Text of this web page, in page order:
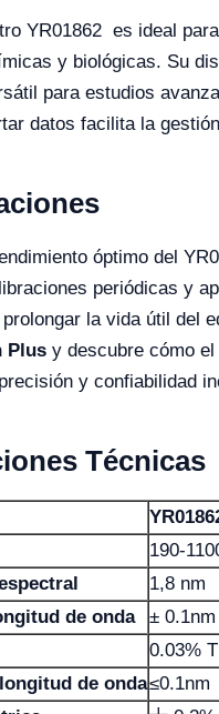
YR01862 es ideal
y biológicas. Su
para estudios
datos facilita la
óptimo del
periódicas y
la vida útil del
Plus y descubre cómo
y confiabilidad
Técnicas
190-
1,8 nm
de onda
±
0.03%
de onda≤0.1nm